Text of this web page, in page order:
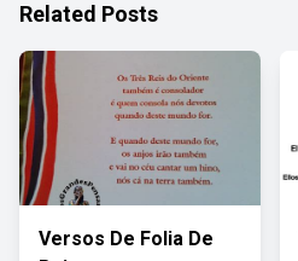
Related Posts
Versos De Folia De